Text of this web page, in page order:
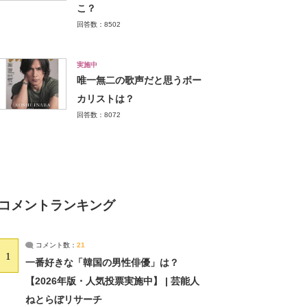
こ？
回答数：8502
実施中
唯一無二の歌声だと思うボー
カリストは？
回答数：8072
コメントランキング
1
コメント数： 21
一番好きな「韓国の男性俳優」は？
【2026年版・人気投票実施中】 | 芸能人
ねとらぼリサーチ